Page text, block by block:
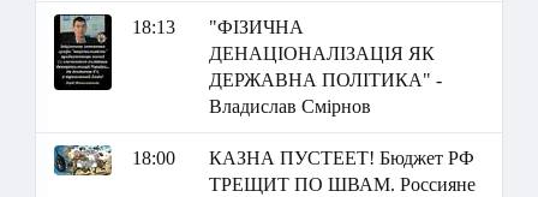
18:13
"ФІЗИЧНА
ДЕНАЦІОНАЛІЗАЦІЯ ЯК
ДЕРЖАВНА ПОЛІТИКА" -
Владислав Смірнов
18:00
КАЗНА ПУСТЕЕТ! Бюджет РФ
ТРЕЩИТ ПО ШВАМ. Россияне